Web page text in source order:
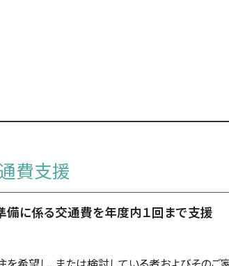
費支援
に係る交通費を年度内１回まで支援